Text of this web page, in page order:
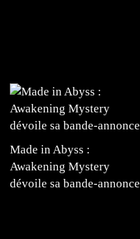
Made in Abyss :
Awakening Mystery
dévoile sa bande-annonce